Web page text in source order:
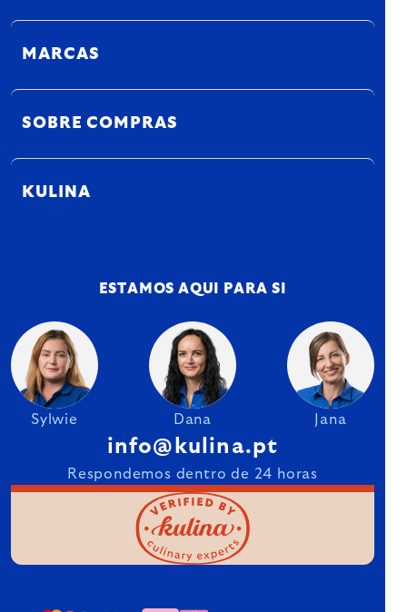
MARCAS
SOBRE COMPRAS
KULINA
ESTAMOS AQUI PARA SI
Sylwie Dana Jana
info@kulina.pt
Respondemos dentro de 24 horas